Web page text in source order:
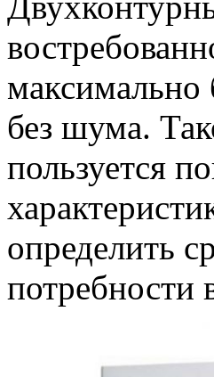
максимально
без шума.
пользуется
определить
потребности